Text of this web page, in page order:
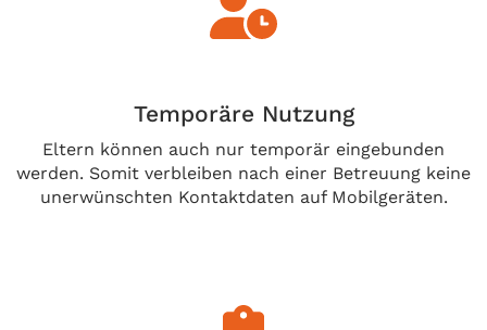
Temporäre Nutzung
Eltern können auch nur temporär eingebunden
werden. Somit verbleiben nach einer Betreuung keine
unerwünschten Kontaktdaten auf Mobilgeräten.